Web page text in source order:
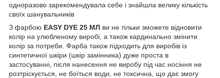
одноразово зарекомендувала себе і знайшла велику кількість
своїх шанувальників
З фарбою EASY DYE 25 МЛ ви не тільки зможете відновити
колір на улюбленому виробі, а також кардинально змінити
колір за потреби. Фарба також підходить для виробів із
синтетичної шкіри (шкір замінника) дуже проста в
застосуванні, після нанесення не виробу під час носіння не
розтріскується, не боїться води, не токсична, що дає змогу